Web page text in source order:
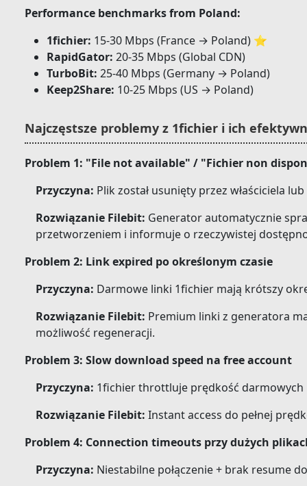
Performance benchmarks from Poland:
1fichier: 15-30 Mbps (France → Poland) ⭐
RapidGator: 20-35 Mbps (Global CDN)
TurboBit: 25-40 Mbps (Germany → Poland)
Keep2Share: 10-25 Mbps (US → Poland)
Najczęstsze problemy z 1fichier i ich
Problem 1: "File not available" / "Fichier non
Przyczyna: Plik został usunięty przez właściciela
Rozwiązanie Filebit: Generator automatycznie
przetworzeniem i informuje o rzeczywistej
Problem 2: Link expired po określonym czasie
Przyczyna: Darmowe linki 1fichier mają krótszy
Rozwiązanie Filebit: Premium linki z generatora
możliwość regeneracji.
Problem 3: Slow download speed na free account
Przyczyna: 1fichier throttluje prędkość
Rozwiązanie Filebit: Instant access do pełnej
Problem 4: Connection timeouts przy dużych
Przyczyna: Niestabilne połączenie + brak resume